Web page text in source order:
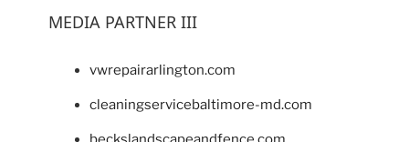
MEDIA PARTNER III
vwrepairarlington.com
cleaningservicebaltimore-md.com